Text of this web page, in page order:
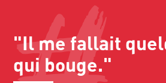
"Il me fallait
qui bouge."